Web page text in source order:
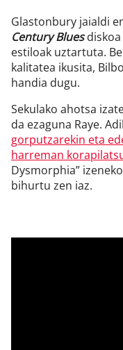
Glastonbury jaialdi
Century Blues
estiloak uztartuta.
kalitatea ikusita,
handia dugu.
Sekulako ahotsa
da ezaguna Raye.
gorputzarekin eta
harreman
Dysmorphia”
bihurtu zen iaz.